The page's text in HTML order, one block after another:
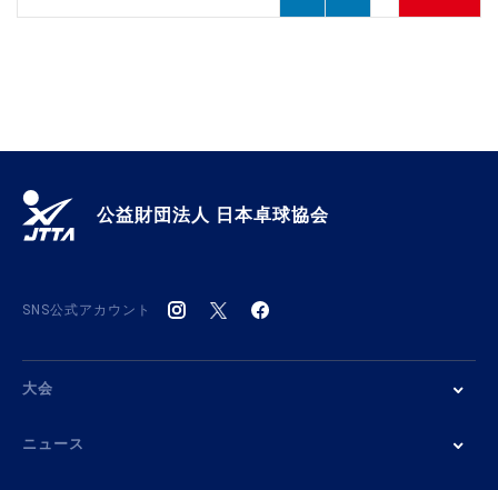
公益財団法人 日本卓球協会
SNS公式アカウント
大会
ニュース